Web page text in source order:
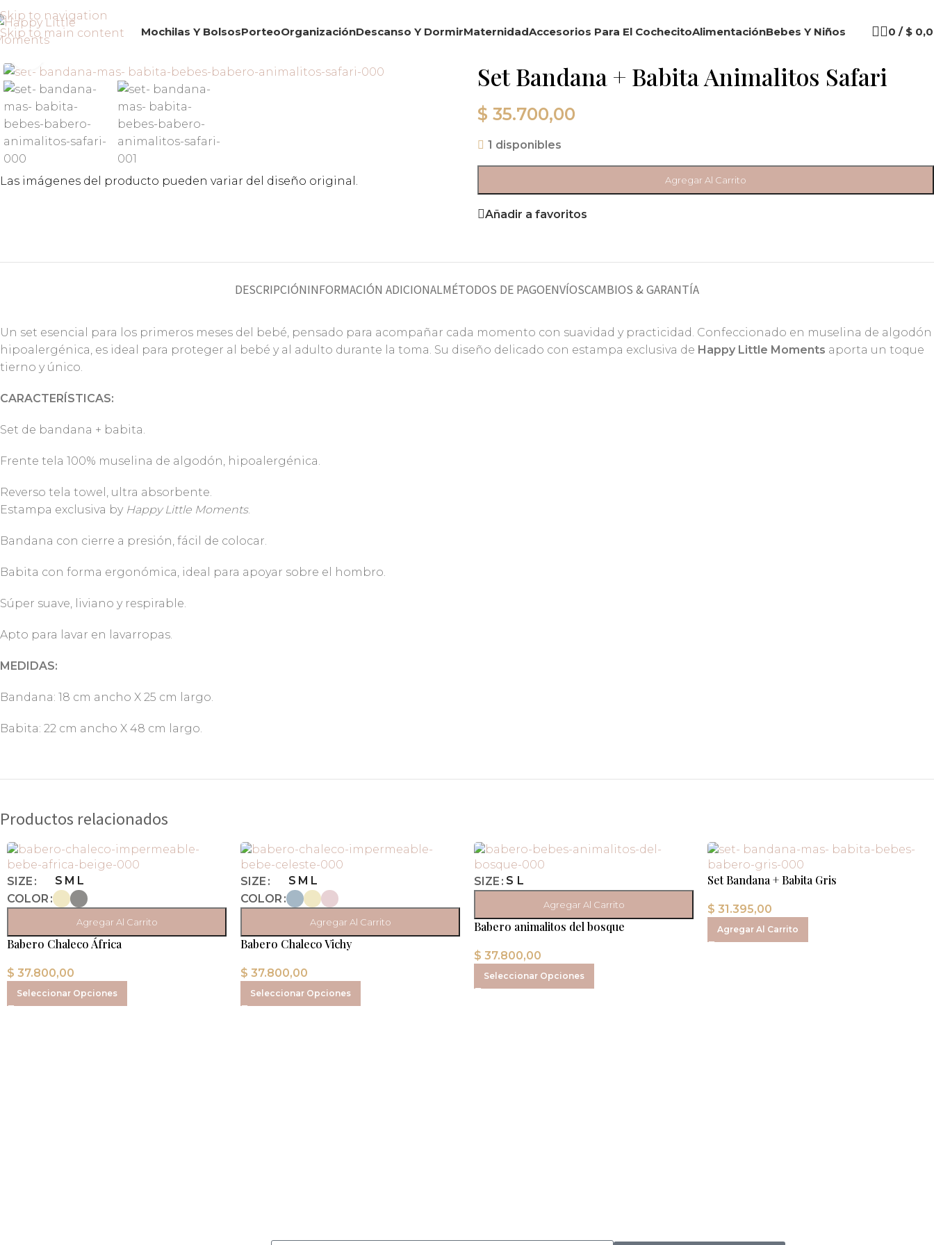
Skip to navigation
Skip to main content
Mochilas Y BolsosPorteoOrganizaciónDescanso Y DormirMaternidadAccesorios Para El CochecitoAlimentaciónBebes Y Niños 0 / $
Las imágenes del producto pueden variar del diseño original.
Set Bandana + Babita Animalitos Safari
$ 35.700,00
1 disponibles
Agregar Al Carrito
Añadir a favoritos
DESCRIPCIÓNINFORMACIÓN ADICIONALMÉTODOS DE PAGOENVÍOSCAMBIOS & GARANTÍA
Un set esencial para los primeros meses del bebé, pensado para acompañar cada momento con suavidad y practicidad. Confeccionado en muselina de algodón
hipoalergénica, es ideal para proteger al bebé y al adulto durante la toma. Su diseño delicado con estampa exclusiva de Happy Little Moments aporta un toque
tierno y único.
CARACTERÍSTICAS:
Set de bandana + babita.
Frente tela 100% muselina de algodón, hipoalergénica.
Reverso tela towel, ultra absorbente.
Estampa exclusiva by Happy Little Moments.
Bandana con cierre a presión, fácil de colocar.
Babita con forma ergonómica, ideal para apoyar sobre el hombro.
Súper suave, liviano y respirable.
Apto para lavar en lavarropas.
MEDIDAS:
Bandana: 18 cm ancho X 25 cm largo.
Babita: 22 cm ancho X 48 cm largo.
Productos relacionados
SIZE S M L
COLOR
Agregar Al Carrito
Babero Chaleco África
$ 37.800,00
Seleccionar Opciones
SIZE S M L
COLOR
Agregar Al Carrito
Babero Chaleco Vichy
$ 37.800,00
Seleccionar Opciones
SIZE S L
Agregar Al Carrito
Babero animalitos del bosque
$ 37.800,00
Seleccionar Opciones
Set Bandana + Babita Gris
$ 31.395,00
Agregar Al Carrito